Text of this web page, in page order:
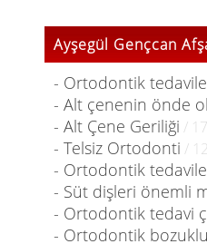
Ayşegül Gençcan
- Ortodontik
- Alt çenenin önde
- Alt Çene Geriliği /
- Telsiz Ortodonti /
- Ortodontik
- Süt dişleri önemli
- Ortodontik tedavi
- Ortodontik